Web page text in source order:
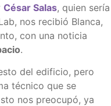
César Salas, quien sería
nos recibió Blanca,
con una noticia
.
del edificio, pero
técnico que se
nos preocupó, ya